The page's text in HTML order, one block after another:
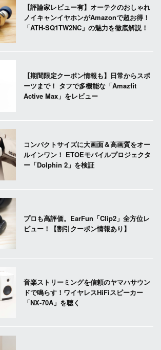
【評論家レビュー有】オーテクのおしゃれ
ノイキャンイヤホンがAmazonで超お得！
「ATH-SQ1TW2NC」の魅力を徹底解説！
【期間限定クーポン情報も】日常からスポ
ーツまで！ タフで多機能な「Amazfit
Active Max」をレビュー
コンパクトサイズに大画面＆高画質をオー
ルインワン！ ETOEモバイルプロジェクタ
ー「Dolphin 2」を検証
プロも高評価。EarFun「Clip2」全方位レ
ビュー！【割引クーポン情報あり】
音楽ストリーミングを信頼のヤマハサウン
ドで鳴らす！ワイヤレスHiFiスピーカー
「NX-70A」を聴く